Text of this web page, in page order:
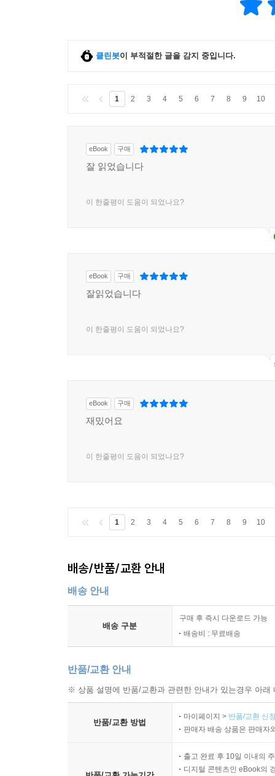
클린봇이 부적절한 글을 감지 중입니다.
1 2 3 4 5 6 7 8 9 10
eBook 구매
잘 읽었습니다
이 한줄평이 도움이 되었나요?
eBook 구매
잘읽었습니다
이 한줄평이 도움이 되었나요?
eBook 구매
재밌어요
이 한줄평이 도움이 되었나요?
1 2 3 4 5 6 7 8 9 10
배송/반품/교환 안내
배송 안내
배송 구분
구매 후 즉시 다운로드 가능
배송비 : 무료배송
반품/교환 안내
※ 상품 설명에 반품/교환과 관련한 안내가 있는경우 아
반품/교환 방법
마이페이지 > 반품/교환 신
판매자 배송 상품은 판매자
출고 완료 후 10일 이내의
디지털 콘텐츠인 eBook의